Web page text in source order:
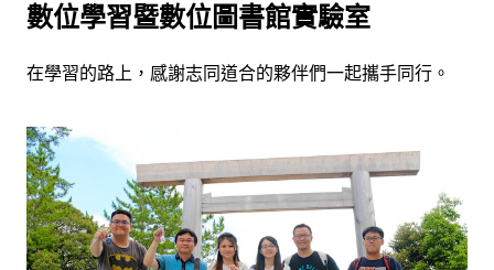
數位學習暨數位圖書館實驗室
在學習的路上，感謝志同道合的夥伴們一起攜手同行。